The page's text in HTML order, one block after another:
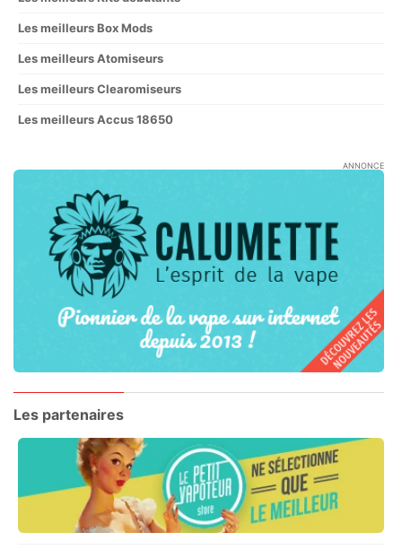
Les meilleurs Box Mods
Les meilleurs Atomiseurs
Les meilleurs Clearomiseurs
Les meilleurs Accus 18650
ANNONCE
Les partenaires